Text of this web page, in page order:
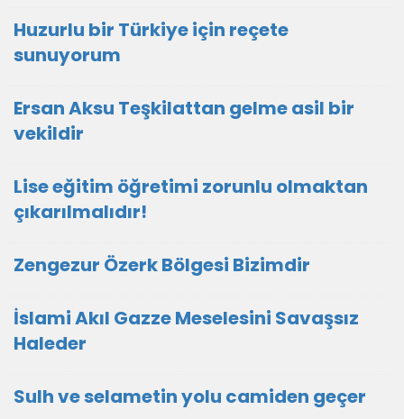
Huzurlu bir Türkiye için reçete
sunuyorum
Ersan Aksu Teşkilattan gelme asil bir
vekildir
Lise eğitim öğretimi zorunlu olmaktan
çıkarılmalıdır!
Zengezur Özerk Bölgesi Bizimdir
İslami Akıl Gazze Meselesini Savaşsız
Haleder
Sulh ve selametin yolu camiden geçer